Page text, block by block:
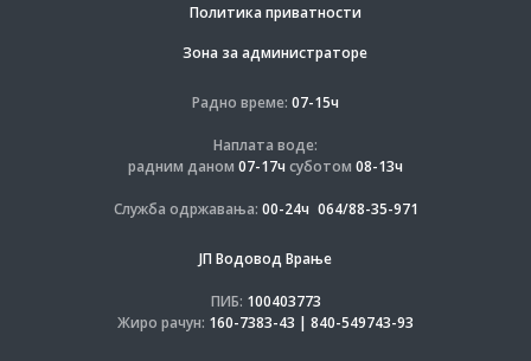
Политика приватности
Зона за администраторе
Радно време: 07-15ч
Наплата воде:
радним даном 07-17ч суботом 08-13ч
Служба одржавања: 00-24ч 064/88-35-971
ЈП Водовод Врање
ПИБ: 100403773
Жиро рачун: 160-7383-43 | 840-549743-93